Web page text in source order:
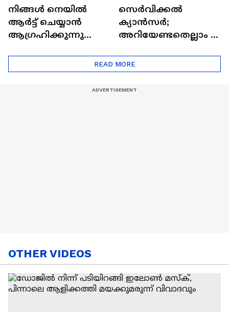
നിങ്ങൾ നെയിൽ
ആർട്ട് ചെയ്യാൻ
ആഗ്രഹിക്കുന്നുണ്ടോ
ട്രെൻഡിനെക്കുറിച്ച് |
Nail Art | Trends Cafe
സെർവിക്കൽ
ക്യാൻസർ;
അറിയേണ്ടതെല്ലാം |
Cancer
READ MORE
OTHER VIDEOS